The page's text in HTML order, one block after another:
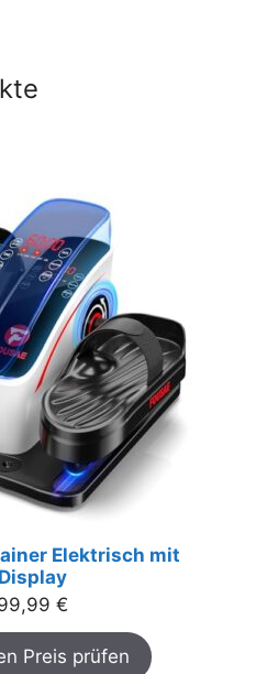
Elektrisch mit
Display
€
Preis prüfen